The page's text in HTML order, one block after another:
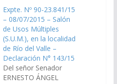
Expte. Nº 90-23.841/15
– 08/07/2015 – Salón
de Usos Múltiples
(S.U.M.), en la localidad
de Río del Valle –
Declaración N° 143/15
Del señor Senador
ERNESTO ÁNGEL